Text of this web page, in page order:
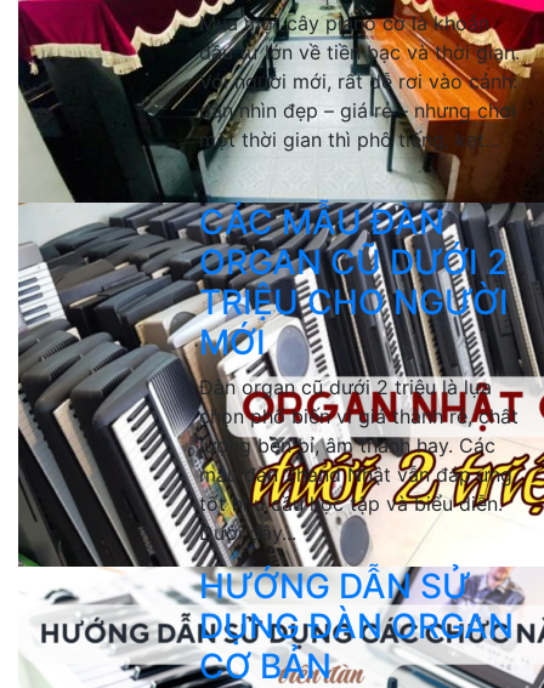
Mua một cây piano cơ là khoản
đầu tư lớn về tiền bạc và thời gian.
Với người mới, rất dễ rơi vào cảnh:
đàn nhìn đẹp – giá rẻ – nhưng chơi
một thời gian thì phô tiếng, kẹt...
CÁC MẪU ĐÀN
ORGAN CŨ DƯỚI 2
TRIỆU CHO NGƯỜI
MỚI
Đàn organ cũ dưới 2 triệu là lựa
chọn phổ biến vì giá thành rẻ, chất
lượng bền bỉ, âm thanh hay. Các
mẫu đàn 2hand Nhật vẫn đáp ứng
tốt nhu cầu học tập và biểu diễn.
Dưới đây...
HƯỚNG DẪN SỬ
DỤNG ĐÀN ORGAN
CƠ BẢN